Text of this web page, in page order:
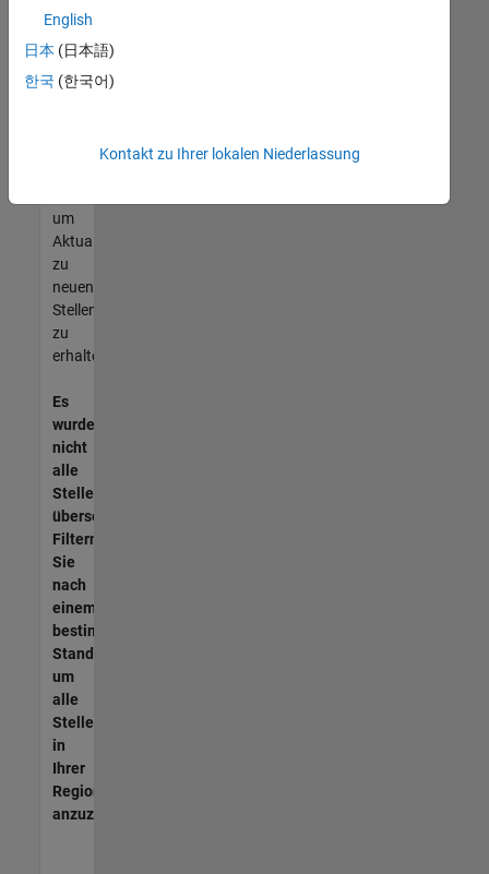
Ihren
entsprechen,
werden
unseres
um
Aktualisierungen
zu
neuen
Stellenangeboten
zu
erhalten.
Es
wurden
nicht
alle
Stellen
übersetzt.
Filtern
Sie
nach
einem
bestimmten
Standort,
um
alle
Stellenangebote
in
Ihrer
Region
anzuzeigen.
English
日本 (日本語)
한국 (한국어)
Kontakt zu Ihrer lokalen Niederlassung